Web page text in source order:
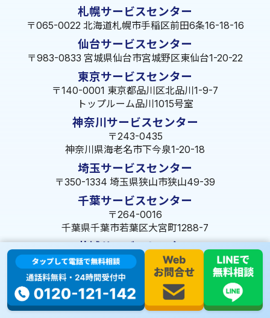
札幌サービスセンター
〒065-0022 北海道札幌市手稲区前田6条16-18-16
仙台サービスセンター
〒983-0833 宮城県仙台市宮城野区東仙台1-20-22
東京サービスセンター
〒140-0001 東京都品川区北品川1-9-7
トップルーム品川1015号室
神奈川サービスセンター
〒243-0435
神奈川県海老名市下今泉1-20-18
埼玉サービスセンター
〒350-1334 埼玉県狭山市狭山49-39
千葉サービスセンター
〒264-0016
千葉県千葉市若葉区大宮町1288-7
茨城サービスセンター
〒309-1717 茨城県笠間市旭町322-2 102号
長野サービスセンター
〒380-0921 長野県長野市大字栗田653-141 皐月ビル
名古屋サービスセンター